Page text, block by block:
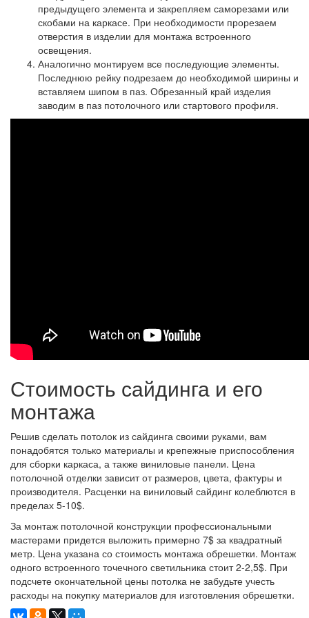
предыдущего элемента и закрепляем саморезами или
скобами на каркасе. При необходимости прорезаем
отверстия в изделии для монтажа встроенного
освещения.
Аналогично монтируем все последующие элементы.
Последнюю рейку подрезаем до необходимой ширины и
вставляем шипом в паз. Обрезанный край изделия
заводим в паз потолочного или стартового профиля.
Стоимость сайдинга и его
монтажа
Решив сделать потолок из сайдинга своими руками, вам
понадобятся только материалы и крепежные приспособления
для сборки каркаса, а также виниловые панели. Цена
потолочной отделки зависит от размеров, цвета, фактуры и
производителя. Расценки на виниловый сайдинг колеблются в
пределах 5-10$.
За монтаж потолочной конструкции профессиональными
мастерами придется выложить примерно 7$ за квадратный
метр. Цена указана со стоимость монтажа обрешетки. Монтаж
одного встроенного точечного светильника стоит 2-2,5$. При
подсчете окончательной цены потолка не забудьте учесть
расходы на покупку материалов для изготовления обрешетки.